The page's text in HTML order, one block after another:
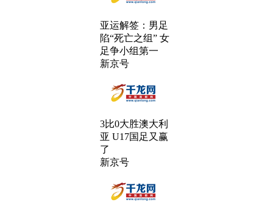
亚运解签：男足
陷“死亡之组” 女
足争小组第一
新京号
3比0大胜澳大利
亚 U17国足又赢
了
新京号